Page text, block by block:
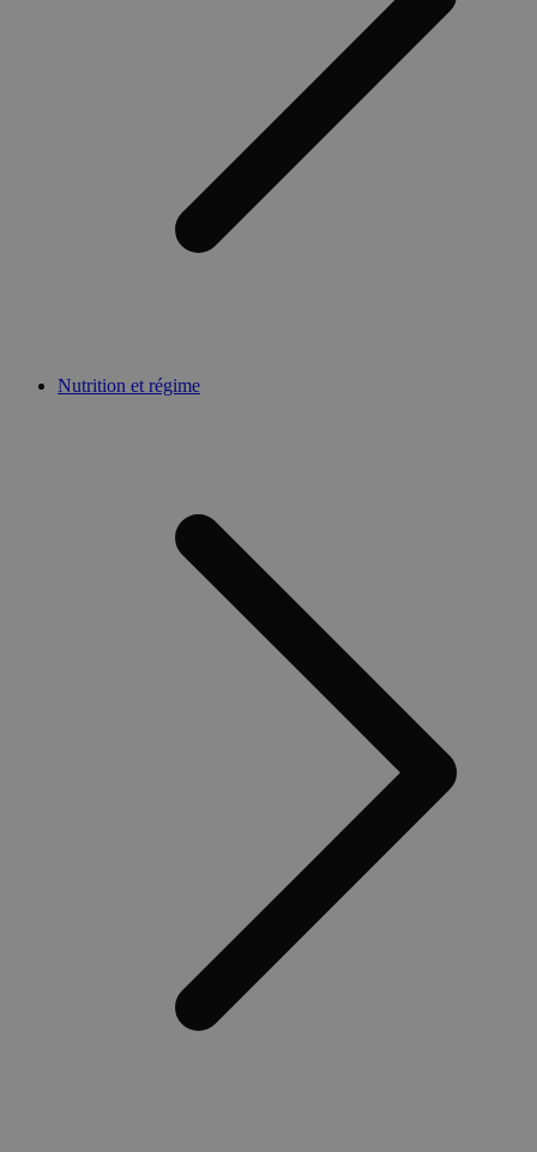
Nutrition et régime